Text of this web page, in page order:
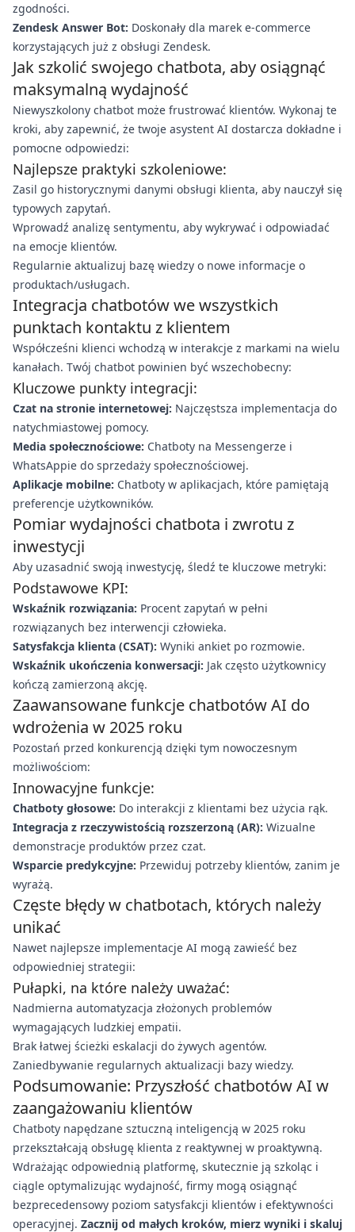
zgodności.
Zendesk Answer Bot: Doskonały dla marek e-commerce
korzystających już z obsługi Zendesk.
Jak szkolić swojego chatbota, aby osiągnąć
maksymalną wydajność
Niewyszkolony chatbot może frustrować klientów. Wykonaj te
kroki, aby zapewnić, że twoje asystent AI dostarcza dokładne i
pomocne odpowiedzi:
Najlepsze praktyki szkoleniowe:
Zasil go historycznymi danymi obsługi klienta, aby nauczył się
typowych zapytań.
Wprowadź analizę sentymentu, aby wykrywać i odpowiadać
na emocje klientów.
Regularnie aktualizuj bazę wiedzy o nowe informacje o
produktach/usługach.
Integracja chatbotów we wszystkich
punktach kontaktu z klientem
Współcześni klienci wchodzą w interakcje z markami na wielu
kanałach. Twój chatbot powinien być wszechobecny:
Kluczowe punkty integracji:
Czat na stronie internetowej: Najczęstsza implementacja do
natychmiastowej pomocy.
Media społecznościowe: Chatboty na Messengerze i
WhatsAppie do sprzedaży społecznościowej.
Aplikacje mobilne: Chatboty w aplikacjach, które pamiętają
preferencje użytkowników.
Pomiar wydajności chatbota i zwrotu z
inwestycji
Aby uzasadnić swoją inwestycję, śledź te kluczowe metryki:
Podstawowe KPI:
Wskaźnik rozwiązania: Procent zapytań w pełni
rozwiązanych bez interwencji człowieka.
Satysfakcja klienta (CSAT): Wyniki ankiet po rozmowie.
Wskaźnik ukończenia konwersacji: Jak często użytkownicy
kończą zamierzoną akcję.
Zaawansowane funkcje chatbotów AI do
wdrożenia w 2025 roku
Pozostań przed konkurencją dzięki tym nowoczesnym
możliwościom:
Innowacyjne funkcje:
Chatboty głosowe: Do interakcji z klientami bez użycia rąk.
Integracja z rzeczywistością rozszerzoną (AR): Wizualne
demonstracje produktów przez czat.
Wsparcie predykcyjne: Przewiduj potrzeby klientów, zanim je
wyrażą.
Częste błędy w chatbotach, których należy
unikać
Nawet najlepsze implementacje AI mogą zawieść bez
odpowiedniej strategii:
Pułapki, na które należy uważać:
Nadmierna automatyzacja złożonych problemów
wymagających ludzkiej empatii.
Brak łatwej ścieżki eskalacji do żywych agentów.
Zaniedbywanie regularnych aktualizacji bazy wiedzy.
Podsumowanie: Przyszłość chatbotów AI w
zaangażowaniu klientów
Chatboty napędzane sztuczną inteligencją w 2025 roku
przekształcają obsługę klienta z reaktywnej w proaktywną.
Wdrażając odpowiednią platformę, skutecznie ją szkoląc i
ciągle optymalizując wydajność, firmy mogą osiągnąć
bezprecedensowy poziom satysfakcji klientów i efektywności
operacyjnej. Zacznij od małych kroków, mierz wyniki i skaluj